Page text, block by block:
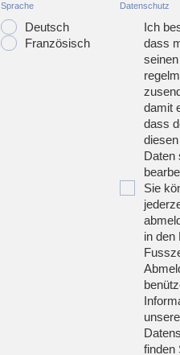
Sprache
Deutsch
Französisch
Datenschutz
Ich
dass
damit
dass
Daten
Sie
in den
finden